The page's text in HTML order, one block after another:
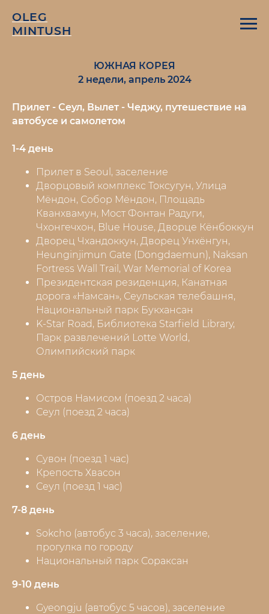
OLEG
MINTUSH
ЮЖНАЯ КОРЕЯ
2 недели, апрель 2024
Прилет - Сеул, Вылет - Чеджу, путешествие на
автобусе и самолетом
1-4 день
Прилет в Seoul, заселение
Дворцовый комплекс Токсугун, Улица
Мёндон, Собор Мёндон, Площадь
Кванхвамун, Мост Фонтан Радуги,
Чхонгечхон, Blue House, Дворце Кёнбоккун
Дворец Чхандоккун, Дворец Унхёнгун,
Heunginjimun Gate (Dongdaemun), Naksan
Fortress Wall Trail, War Memorial of Korea
Президентская резиденция, Канатная
дорога «Намсан», Сеульская телебашня,
Национальный парк Букхансан
K-Star Road, Библиотека Starfield Library,
Парк развлечений Lotte World,
Олимпийский парк
5 день
Остров Намисом (поезд 2 часа)
Сеул (поезд 2 часа)
6 день
Сувон (поезд 1 час)
Крепость Хвасон
Сеул (поезд 1 час)
7-8 день
Sokcho (автобус 3 часа), заселение,
прогулка по городу
Национальный парк Сораксан
9-10 день
Gyeongju (автобус 5 часов), заселение